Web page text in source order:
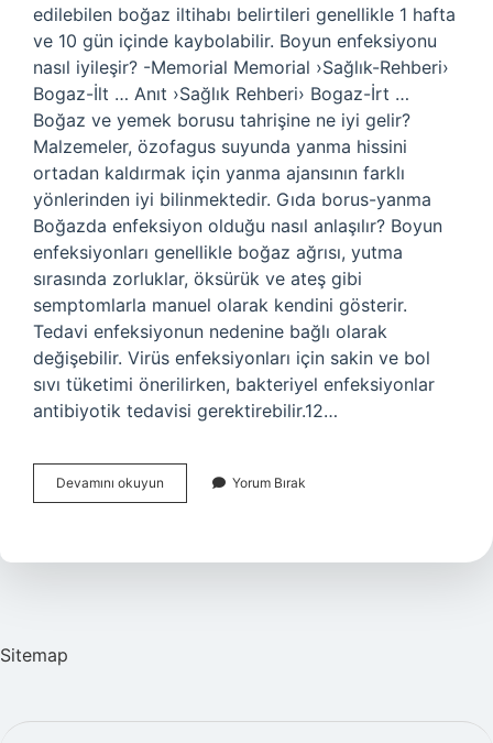
edilebilen boğaz iltihabı belirtileri genellikle 1 hafta
ve 10 gün içinde kaybolabilir. Boyun enfeksiyonu
nasıl iyileşir? -Memorial Memorial ›Sağlık-Rehberi›
Bogaz-İlt … Anıt ›Sağlık Rehberi› Bogaz-İrt …
Boğaz ve yemek borusu tahrişine ne iyi gelir?
Malzemeler, özofagus suyunda yanma hissini
ortadan kaldırmak için yanma ajansının farklı
yönlerinden iyi bilinmektedir. Gıda borus-yanma
Boğazda enfeksiyon olduğu nasıl anlaşılır? Boyun
enfeksiyonları genellikle boğaz ağrısı, yutma
sırasında zorluklar, öksürük ve ateş gibi
semptomlarla manuel olarak kendini gösterir.
Tedavi enfeksiyonun nedenine bağlı olarak
değişebilir. Virüs enfeksiyonları için sakin ve bol
sıvı tüketimi önerilirken, bakteriyel enfeksiyonlar
antibiyotik tedavisi gerektirebilir.12…
Devamını okuyun
Tahrişi
Yorum Bırak
Sitemap